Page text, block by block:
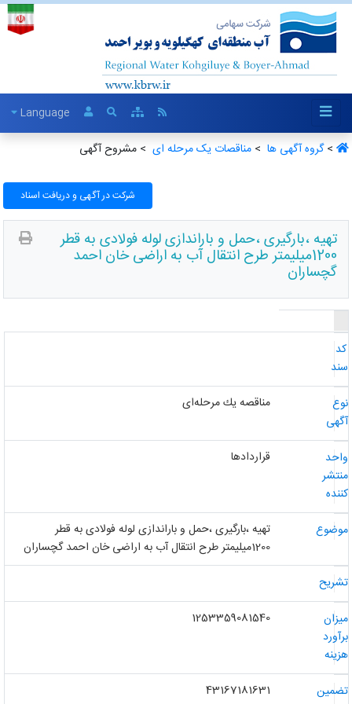
Language
>گروه آگهی ها ‏>مناقصات یک مرحله ای ‏> مشروح آگهی
شرکت در آگهی و دریافت اسناد
تهیه ،بارگیری ،حمل و باراندازی لوله فولادی به قطر
1200میلیمتر طرح انتقال آب به اراضی خان احمد
گچساران
مناقصه یك مرحله‌ای
قراردادها
تهیه ،بارگیری ،حمل و باراندازی لوله فولادی به قطر
1200میلیمتر طرح انتقال آب به اراضی خان احمد گچساران
1253359081540
43167181631